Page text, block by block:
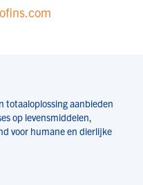
totaaloplossing aanbieden
op levensmiddelen,
voor humane en dierlijke